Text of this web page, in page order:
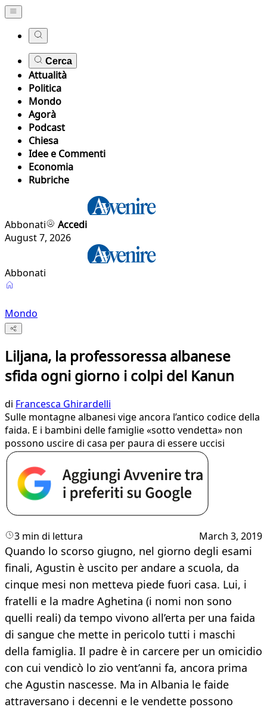
Cerca
Attualità
Politica
Mondo
Agorà
Podcast
Chiesa
Idee e Commenti
Economia
Rubriche
Abbonati
Accedi
August 7, 2026
Abbonati
Mondo
Liljana, la professoressa albanese
sfida ogni giorno i colpi del Kanun
di Francesca Ghirardelli
Sulle montagne albanesi vige ancora l’antico codice della
faida. E i bambini delle famiglie «sotto vendetta» non
possono uscire di casa per paura di essere uccisi
3 min di lettura March 3, 2019
Quando lo scorso giugno, nel giorno degli esami
finali, Agustin è uscito per andare a scuola, da
cinque mesi non metteva piede fuori casa. Lui, i
fratelli e la madre Aghetina (i nomi non sono
quelli reali) da tempo vivono all’erta per una faida
di sangue che mette in pericolo tutti i maschi
della famiglia. Il padre è in carcere per un omicidio
con cui vendicò lo zio vent’anni fa, ancora prima
che Agustin nascesse. Ma in Albania le faide
attraversano i decenni e le vendette possono